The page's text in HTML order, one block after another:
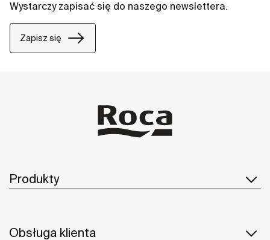
Wystarczy zapisać się do naszego newslettera.
Zapisz się
Produkty
Obsługa klienta